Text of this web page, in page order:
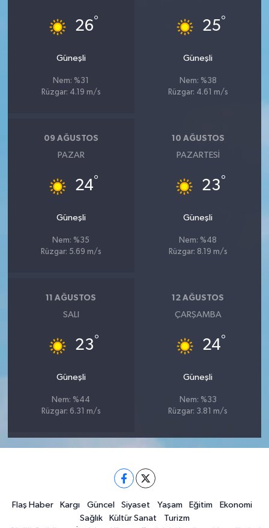
26°
Güneşli
Nem: %31
Rüzgar: 4.19 m/s
25°
Güneşli
Nem: %38
Rüzgar: 4.61 m/s
09 AĞUSTOS
PAZAR
24°
Güneşli
Nem: %35
Rüzgar: 5.69 m/s
10 AĞUSTOS
PAZARTESI
23°
Güneşli
Nem: %48
Rüzgar: 8.19 m/s
11 AĞUSTOS
SALI
23°
Güneşli
Nem: %44
Rüzgar: 6.31 m/s
12 AĞUSTOS
ÇARŞAMBA
24°
Güneşli
Nem: %33
Rüzgar: 3.81 m/s
Flaş Haber Kargı Güncel Siyaset Yaşam Eğitim
Ekonomi
Sağlık
Kültür Sanat
Turizm